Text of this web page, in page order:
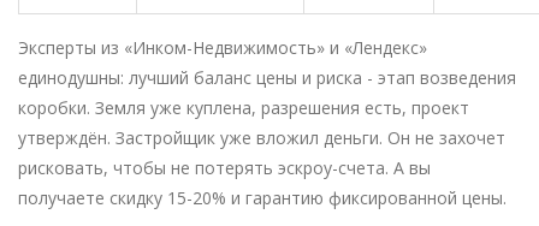
Эксперты из «Инком-Недвижимость» и «Лендекс»
единодушны: лучший баланс цены и риска - этап возведения
коробки. Земля уже куплена, разрешения есть, проект
утверждён. Застройщик уже вложил деньги. Он не захочет
рисковать, чтобы не потерять эскроу-счета. А вы
получаете скидку 15-20% и гарантию фиксированной цены.